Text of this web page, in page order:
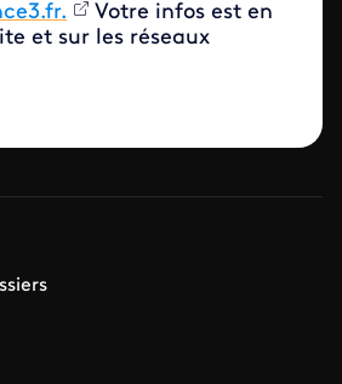
Votre infos est en
et sur les réseaux